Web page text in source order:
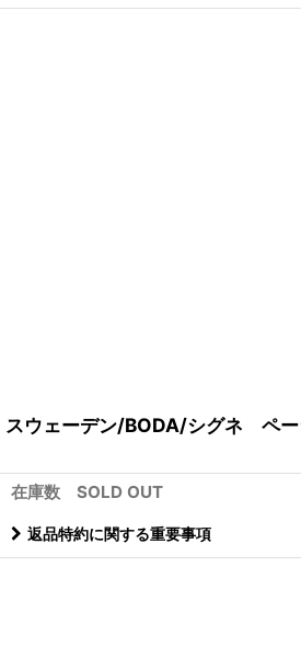
スウェーデン/BODA/シグネ ペ
在庫数 SOLD OUT
返品特約に関する重要事項